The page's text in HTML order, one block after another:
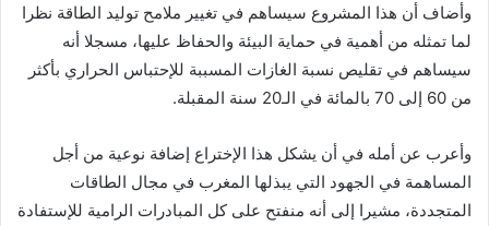
وأضاف أن هذا المشروع سيساهم في تغيير ملامح توليد الطاقة نظرا
لما تمثله من أهمية في حماية البيئة والحفاظ عليها، مسجلا أنه
سيساهم في تقليص نسبة الغازات المسببة للإحتباس الحراري بأكثر
من 60 إلى 70 بالمائة في الـ20 سنة المقبلة.
وأعرب عن أمله في أن يشكل هذا الإختراع إضافة نوعية من أجل
المساهمة في الجهود التي يبذلها المغرب في مجال الطاقات
المتجددة، مشيرا إلى أنه منفتح على كل المبادرات الرامية للإستفادة